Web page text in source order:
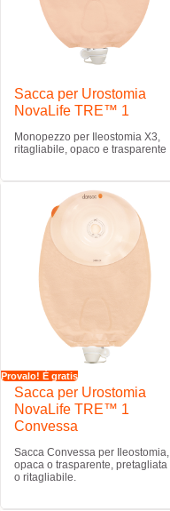
Sacca per Urostomia
NovaLife TRE™ 1
Monopezzo per Ileostomia X3,
ritagliabile, opaco e trasparente
Provalo! È gratis
Sacca per Urostomia
NovaLife TRE™ 1
Convessa
Sacca Convessa per Ileostomia,
opaca o trasparente, pretagliata
o ritagliabile.